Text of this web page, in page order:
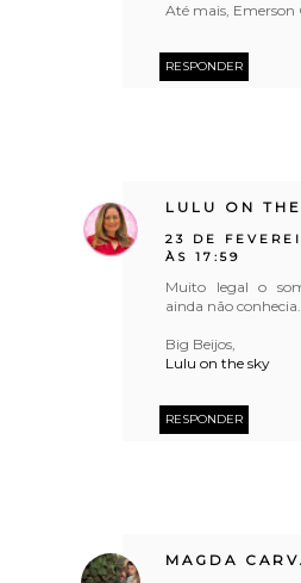
Até mais, Emerson
RESPONDER
LULU ON THE
23 DE
ÀS 17:59
Muito legal o
ainda não conhecia.
Big Beijos,
Lulu on the sky
RESPONDER
MAGDA